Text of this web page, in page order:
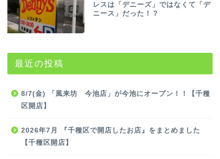
レスは「デニーズ」ではなくて「デ
ニース」だった！？
最近の投稿
8/7(金) 「風来坊 今池店」が今池にオープン！！【千種
区開店】
2026年7月 『千種区で開店したお店』をまとめました
【千種区開店】